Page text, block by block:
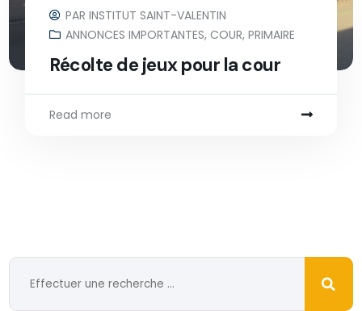
PARINSTITUT SAINT-VALENTIN
ANNONCES IMPORTANTES, COUR,PRIMAIRE
Récolte de jeux pour la cour
Read more